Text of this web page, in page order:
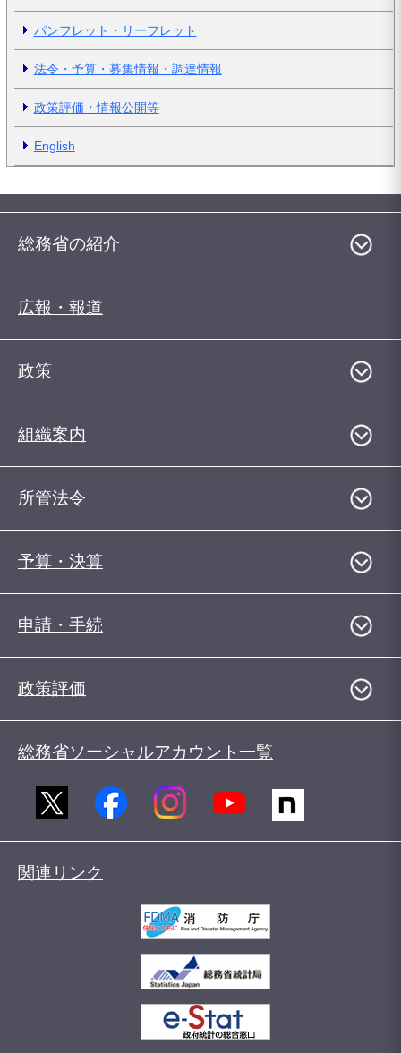
パンフレット・リーフレット
法令・予算・募集情報・調達情報
政策評価・情報公開等
English
総務省の紹介
広報・報道
政策
組織案内
所管法令
予算・決算
申請・手続
政策評価
総務省ソーシャルアカウント一覧
関連リンク